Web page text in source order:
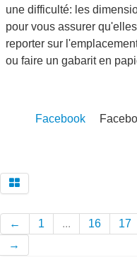
une difficulté: les
pour vous assurer
reporter sur
ou faire un gabarit en
Facebook
← 1 ... 16 17
→